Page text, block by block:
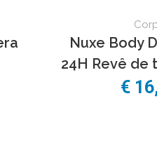
Nuxe Body
24H Revê de
€